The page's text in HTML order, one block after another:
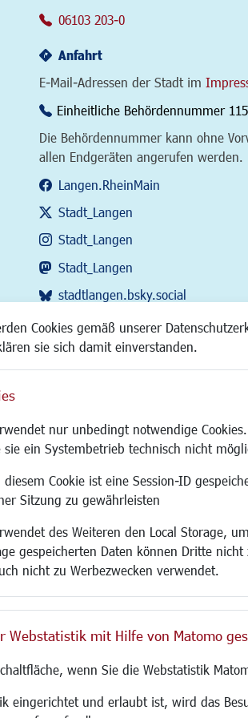
Cookies gemäß unserer
sie sich damit einverstanden.
nur unbedingt notwendige
ein Systembetrieb technisch nicht
diesem Cookie ist eine Session-ID
Sitzung zu gewährleisten
des Weiteren den Local Storage,
gespeicherten Daten können Dritte
nicht zu Werbezwecken verwendet.
Webstatistik mit Hilfe von Matomo
wenn Sie die Webstatistik
eingerichtet und erlaubt ist, wird das
06103 203-0
Anfahrt
E-Mail-Adressen der Stadt im
Einheitliche Behördennummer 115
Die Behördennummer kann ohne
allen Endgeräten angerufen werden.
Langen.RheinMain
Stadt_Langen
Stadt_Langen
Stadt_Langen
stadtlangen.bsky.social
RSS-Feed
Immobilien
Familie/Soziales
Senioren/Haltestelle
Schule
Demokratie leben
Ukrainehilfe